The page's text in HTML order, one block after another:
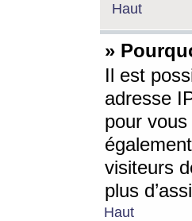
Haut
»
Il est
adresse
pour
visiteurs
plus
Haut